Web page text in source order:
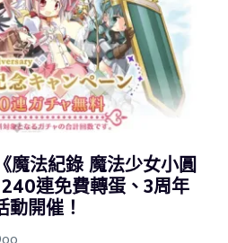
魔法紀錄 魔法少女小圓
連免費轉蛋、3周年
開催！